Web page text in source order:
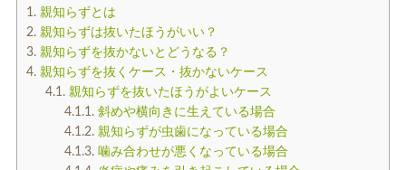
予防歯科 よくある質問
1.親知らずとは
2.親知らずは抜いたほうがいい？
3.親知らずを抜かないとどうなる？
4.親知らずを抜くケース・抜かないケース
4.1.親知らずを抜いたほうがよいケース
4.1.1.斜めや横向きに生えている場合
4.1.2.親知らずが虫歯になっている場合
4.1.3.噛み合わせが悪くなっている場合